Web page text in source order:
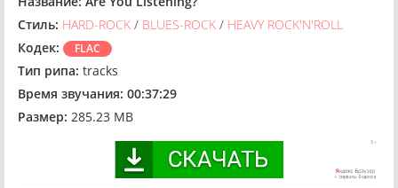
Стиль: HARD-ROCK / BLUES-ROCK / HEAVY ROCK'N'ROLL
Кодек:
FLAC
Тип рипа: tracks
Время звучания: 00:37:29
Размер: 285.23 MB